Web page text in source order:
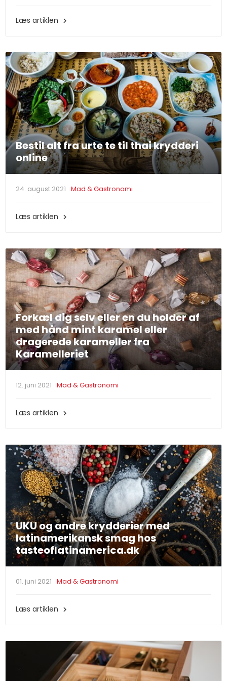
Læs artiklen 
Bestil alt fra urte te til thai krydderi
online
24. august 2021 Mad & Gastronomi
Læs artiklen 
Forkæl dig selv eller en du holder af
med hånd mint karamel eller
dragerede karameller fra
Karamelleriet
12. juni 2021 Mad & Gastronomi
Læs artiklen 
UKU og andre krydderier med
latinamerikansk smag hos
tasteoflatinamerica.dk
01. juni 2021 Mad & Gastronomi
Læs artiklen 